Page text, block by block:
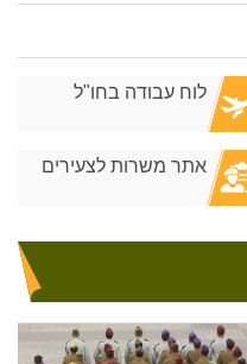
לוח עבודה בחו"ל
אתר משרות לצעירים